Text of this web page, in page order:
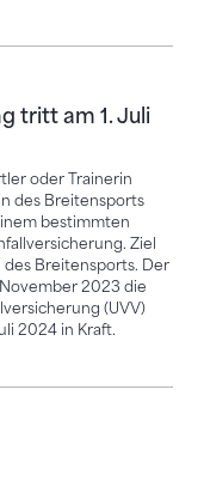
tritt am 1. Juli
oder Trainerin
des Breitensports
bestimmten
Ziel
des Breitensports. Der
2023 die
(UVV)
2024 in Kraft.
am 1. Juli 2024